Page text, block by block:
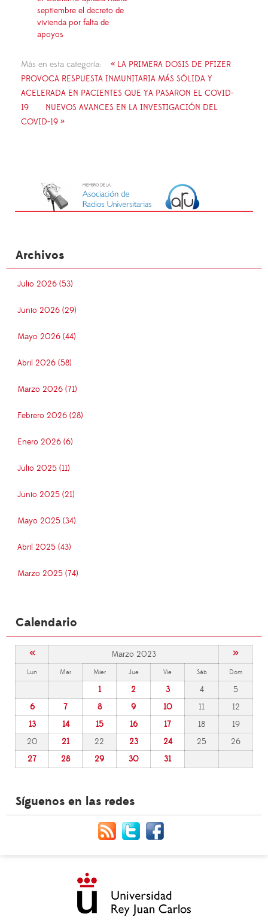
septiembre el decreto de
vivienda por falta de
apoyos
Más en esta categoría:
« LA PRIMERA DOSIS DE PFIZER
PROVOCA RESPUESTA INMUNITARIA MÁS SÓLIDA Y
ACELERADA EN PACIENTES QUE YA PASARON EL COVID-
19
NUEVOS AVANCES EN LA INVESTIGACIÓN DEL
COVID-19 »
Archivos
Julio 2026 (53)
Junio 2026 (29)
Mayo 2026 (44)
Abril 2026 (58)
Marzo 2026 (71)
Febrero 2026 (28)
Enero 2026 (6)
Julio 2025 (11)
Junio 2025 (21)
Mayo 2025 (34)
Abril 2025 (43)
Marzo 2025 (74)
Calendario
« Marzo 2023 »
Lun Mar Mier Jue Vie Sáb Dom
1 2 3 4
5
6
7 8 9 10 11
12
13
14 15 16 17 18
19
20
21 22 23 24 25
26
27
28 29 30 31
Síguenos en las redes